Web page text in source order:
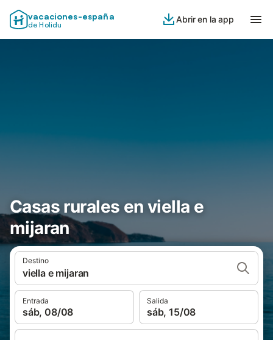
vacaciones-españa
de Holidu
Abrir en la app
Casas rurales en viella e
mijaran
Destino
viella e mijaran
Entrada
sáb, 08/08
Salida
sáb, 15/08